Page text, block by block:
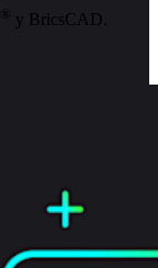
® y BricsCAD.